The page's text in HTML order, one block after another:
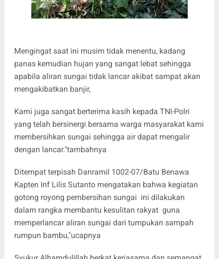
Mengingat saat ini musim tidak menentu, kadang
panas kemudian hujan yang sangat lebat sehingga
apabila aliran sungai tidak lancar akibat sampat akan
mengakibatkan banjir,
Kami juga sangat berterima kasih kepada TNI-Polri
yang telah bersinergi bersama warga masyarakat kami
membersihkan sungai sehingga air dapat mengalir
dengan lancar."tambahnya
Ditempat terpisah Danramil 1002-07/Batu Benawa
Kapten Inf Lilis Sutanto mengatakan bahwa kegiatan
gotong royong pembersihan sungai ini dilakukan
dalam rangka membantu kesulitan rakyat guna
memperlancar aliran sungai dari tumpukan sampah
rumpun bambu,"ucapnya